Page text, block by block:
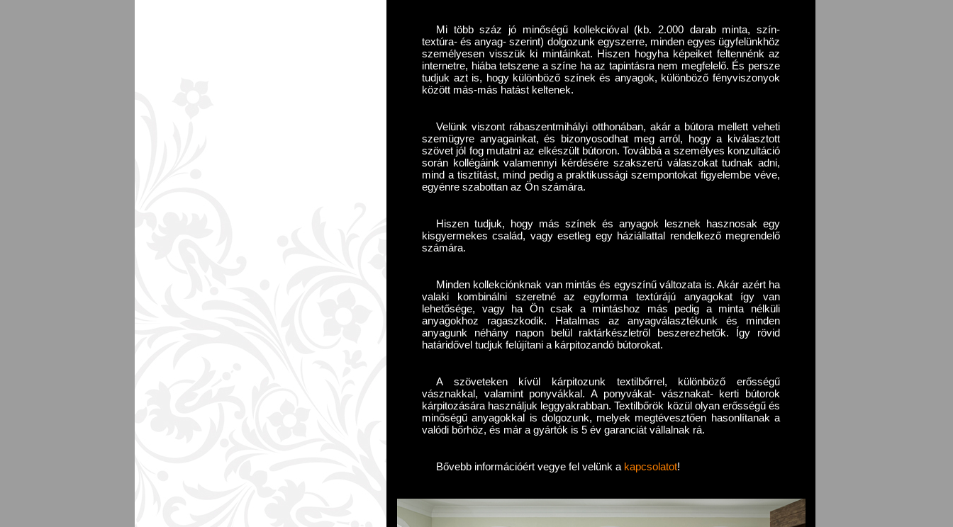
Mi több száz jó minőségű kollekcióval (kb. 2.000 darab minta, szín-
textúra- és anyag- szerint) dolgozunk egyszerre, minden egyes ügyfelünkhöz
személyesen visszük ki mintáinkat. Hiszen hogyha képeiket feltennénk az
internetre, hiába tetszene a színe ha az tapintásra nem megfelelő. És persze
tudjuk azt is, hogy különböző színek és anyagok, különböző fényviszonyok
között más-más hatást keltenek.
Velünk viszont rábaszentmihályi otthonában, akár a bútora mellett veheti
szemügyre anyagainkat, és bizonyosodhat meg arról, hogy a kiválasztott
szövet jól fog mutatni az elkészült bútoron. Továbbá a személyes konzultáció
során kollégáink valamennyi kérdésére szakszerű válaszokat tudnak adni,
mind a tisztítást, mind pedig a praktikussági szempontokat figyelembe véve,
egyénre szabottan az Ön számára.
Hiszen tudjuk, hogy más színek és anyagok lesznek hasznosak egy
kisgyermekes család, vagy esetleg egy háziállattal rendelkező megrendelő
számára.
Minden kollekciónknak van mintás és egyszínű változata is. Akár azért ha
valaki kombinálni szeretné az egyforma textúrájú anyagokat így van
lehetősége, vagy ha Ön csak a mintáshoz más pedig a minta nélküli
anyagokhoz ragaszkodik. Hatalmas az anyagválasztékunk és minden
anyagunk néhány napon belül raktárkészletről beszerezhetők. Így rövid
határidővel tudjuk felújítani a kárpitozandó bútorokat.
A szöveteken kívül kárpitozunk textilbőrrel, különböző erősségű
vásznakkal, valamint ponyvákkal. A ponyvákat- vásznakat- kerti bútorok
kárpitozására használjuk leggyakrabban. Textilbőrök közül olyan erősségű és
minőségű anyagokkal is dolgozunk, melyek megtévesztően hasonlítanak a
valódi bőrhöz, és már a gyártók is 5 év garanciát vállalnak rá.
Bővebb információért vegye fel velünk a kapcsolatot!